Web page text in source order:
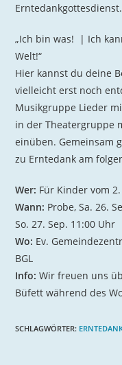
Erntedankgottesdienst.
„Ich bin was! | Ich
Welt!“
Hier kannst du deine
vielleicht erst noch
Musikgruppe Lieder
in der Theatergruppe
einüben. Gemeinsam
zu Erntedank am
Wer: Für Kinder vom
Wann: Probe, Sa. 26.
So. 27. Sep. 11:00 Uhr
Wo: Ev.
BGL
Info: Wir freuen uns
Büfett während des
SCHLAGWÖRTER: